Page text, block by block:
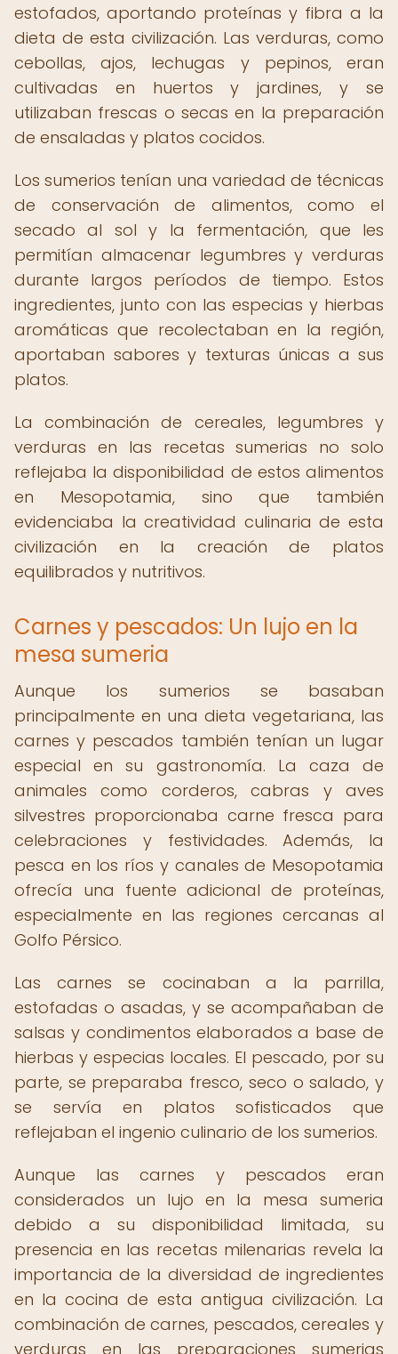
estofados, aportando proteínas y fibra a la
dieta de esta civilización. Las verduras, como
cebollas, ajos, lechugas y pepinos, eran
cultivadas en huertos y jardines, y se
utilizaban frescas o secas en la preparación
de ensaladas y platos cocidos.
Los sumerios tenían una variedad de técnicas
de conservación de alimentos, como el
secado al sol y la fermentación, que les
permitían almacenar legumbres y verduras
durante largos períodos de tiempo. Estos
ingredientes, junto con las especias y hierbas
aromáticas que recolectaban en la región,
aportaban sabores y texturas únicas a sus
platos.
La combinación de cereales, legumbres y
verduras en las recetas sumerias no solo
reflejaba la disponibilidad de estos alimentos
en Mesopotamia, sino que también
evidenciaba la creatividad culinaria de esta
civilización en la creación de platos
equilibrados y nutritivos.
Carnes y pescados: Un lujo en la
mesa sumeria
Aunque los sumerios se basaban
principalmente en una dieta vegetariana, las
carnes y pescados también tenían un lugar
especial en su gastronomía. La caza de
animales como corderos, cabras y aves
silvestres proporcionaba carne fresca para
celebraciones y festividades. Además, la
pesca en los ríos y canales de Mesopotamia
ofrecía una fuente adicional de proteínas,
especialmente en las regiones cercanas al
Golfo Pérsico.
Las carnes se cocinaban a la parrilla,
estofadas o asadas, y se acompañaban de
salsas y condimentos elaborados a base de
hierbas y especias locales. El pescado, por su
parte, se preparaba fresco, seco o salado, y
se servía en platos sofisticados que
reflejaban el ingenio culinario de los sumerios.
Aunque las carnes y pescados eran
considerados un lujo en la mesa sumeria
debido a su disponibilidad limitada, su
presencia en las recetas milenarias revela la
importancia de la diversidad de ingredientes
en la cocina de esta antigua civilización. La
combinación de carnes, pescados, cereales y
verduras en las preparaciones sumerias